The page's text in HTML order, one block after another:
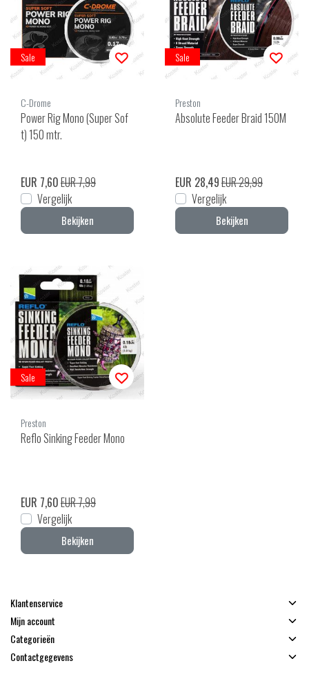
Sale
C-Drome
Power Rig Mono (Super Sof
t) 150 mtr.
EUR 7,60EUR 7,99
Vergelijk
Bekijken
Sale
Preston
Absolute Feeder Braid 150M
EUR 28,49EUR 29,99
Vergelijk
Bekijken
Sale
Preston
Reflo Sinking Feeder Mono
EUR 7,60EUR 7,99
Vergelijk
Bekijken
Klantenservice
Mijn account
Categorieën
Contactgegevens